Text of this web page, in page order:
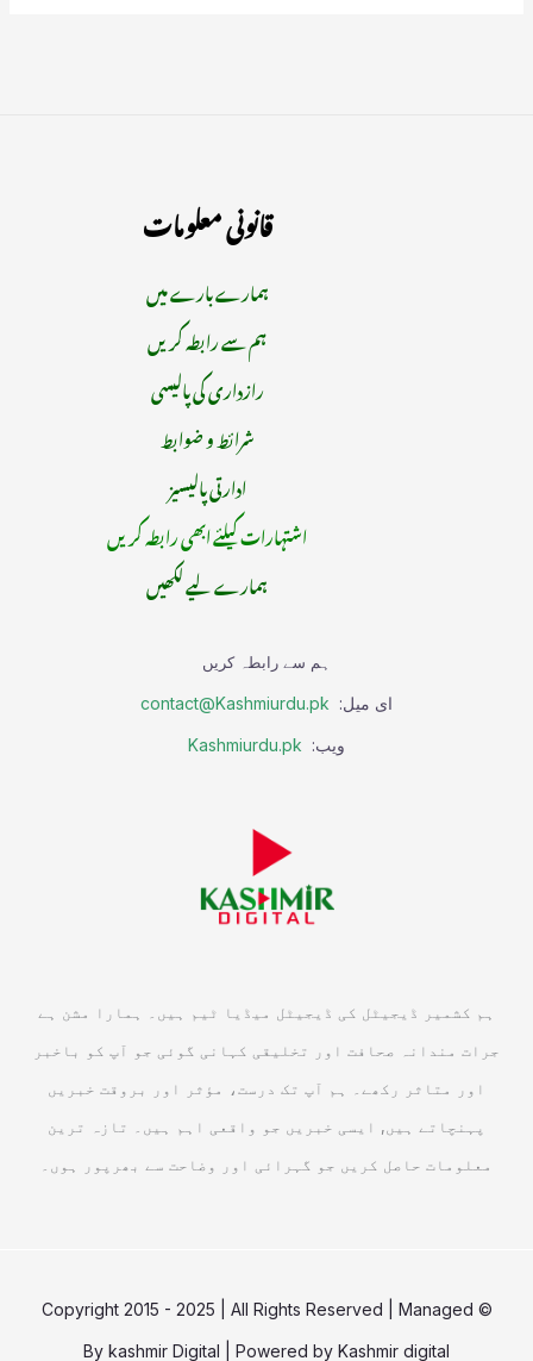
قانونی معلومات
ہمارے بارے میں
ہم سے رابطہ کریں
رازداری کی پالیسی
شرائط و ضوابط
ادارتی پالیسیز
اشتہارات کیلئے ابھی رابطہ کریں
ہمارے لیے لکھیں
ہم سے رابطہ کریں
ای میل: contact@Kashmiurdu.pk
ویب: Kashmiurdu.pk
ہم کشمیر ڈیجیٹل کی ڈیجیٹل میڈیا ٹیم ہیں۔ ہمارا مشن ہے
جرات مندانہ صحافت اور تخلیقی کہانی گوئی جو آپ کو باخبر
اور متاثر رکھے۔ ہم آپ تک درست، مؤثر اور بروقت خبریں
پہنچاتے ہیں, ایسی خبریں جو واقعی اہم ہیں۔ تازہ ترین
معلومات حاصل کریں جو گہرائی اور وضاحت سے بھرپور ہوں۔
© Copyright 2015 - 2025 | All Rights Reserved | Managed
By kashmir Digital | Powered by Kashmir digital